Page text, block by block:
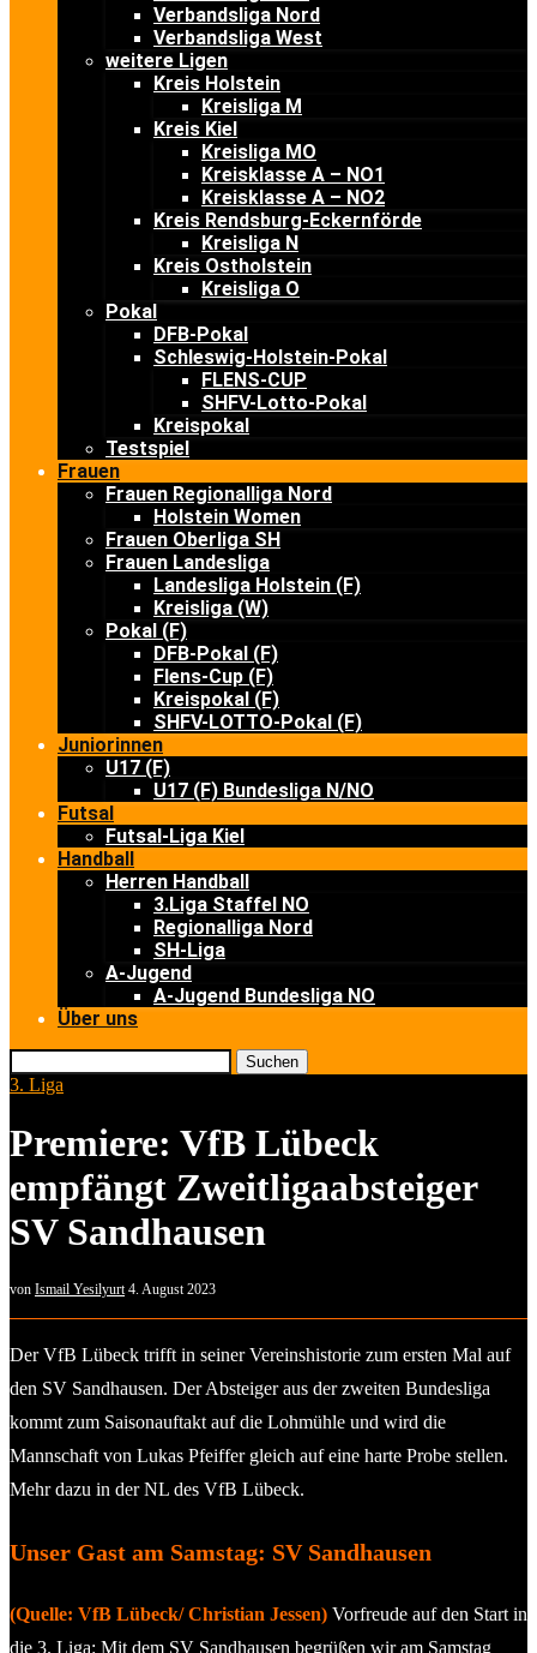
Verbandsliga Nord
Verbandsliga West
weitere Ligen
Kreis Holstein
Kreisliga M
Kreis Kiel
Kreisliga MO
Kreisklasse A – NO1
Kreisklasse A – NO2
Kreis Rendsburg-Eckernförde
Kreisliga N
Kreis Ostholstein
Kreisliga O
Pokal
DFB-Pokal
Schleswig-Holstein-Pokal
FLENS-CUP
SHFV-Lotto-Pokal
Kreispokal
Testspiel
Frauen
Frauen Regionalliga Nord
Holstein Women
Frauen Oberliga SH
Frauen Landesliga
Landesliga Holstein (F)
Kreisliga (W)
Pokal (F)
DFB-Pokal (F)
Flens-Cup (F)
Kreispokal (F)
SHFV-LOTTO-Pokal (F)
Juniorinnen
U17 (F)
U17 (F) Bundesliga N/NO
Futsal
Futsal-Liga Kiel
Handball
Herren Handball
3.Liga Staffel NO
Regionalliga Nord
SH-Liga
A-Jugend
A-Jugend Bundesliga NO
Über uns
Suchen
3. Liga
Premiere: VfB Lübeck
empfängt Zweitligaabsteiger
SV Sandhausen
von Ismail Yesilyurt 4. August 2023
Der VfB Lübeck trifft in seiner Vereinshistorie zum ersten Mal auf
den SV Sandhausen. Der Absteiger aus der zweiten Bundesliga
kommt zum Saisonauftakt auf die Lohmühle und wird die
Mannschaft von Lukas Pfeiffer gleich auf eine harte Probe stellen.
Mehr dazu in der NL des VfB Lübeck.
Unser Gast am Samstag: SV Sandhausen
(Quelle: VfB Lübeck/ Christian Jessen) Vorfreude auf den Start in
die 3. Liga: Mit dem SV Sandhausen begrüßen wir am Samstag